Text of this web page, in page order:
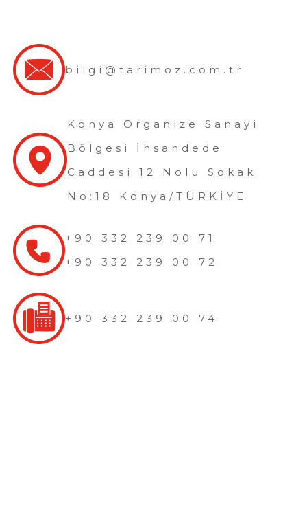
bilgi@tarimoz.com.tr
Konya Organize Sanayi
Bölgesi İhsandede
Caddesi 12 Nolu Sokak
No:18 Konya/TÜRKİYE
+90 332 239 00 71
+90 332 239 00 72
+90 332 239 00 74